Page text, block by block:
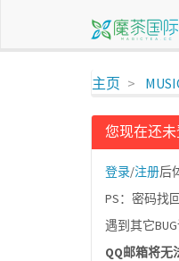
主页
您现在还未
登录/注册后
PS：密码找
遇到其它
QQ邮箱将无